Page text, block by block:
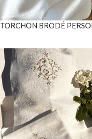
TORCHON BRODÉ